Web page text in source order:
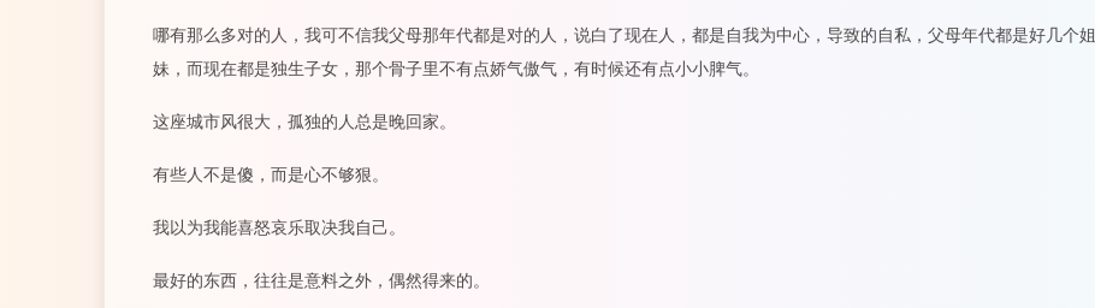
哪有那么多对的人，我可不信我父母那年代都是对的人，说白了现在人，都是自我为中心，导致的自私，父母年代都是好几个姐
妹，而现在都是独生子女，那个骨子里不有点娇气傲气，有时候还有点小小脾气。
这座城市风很大，孤独的人总是晚回家。
有些人不是傻，而是心不够狠。
我以为我能喜怒哀乐取决我自己。
最好的东西，往往是意料之外，偶然得来的。